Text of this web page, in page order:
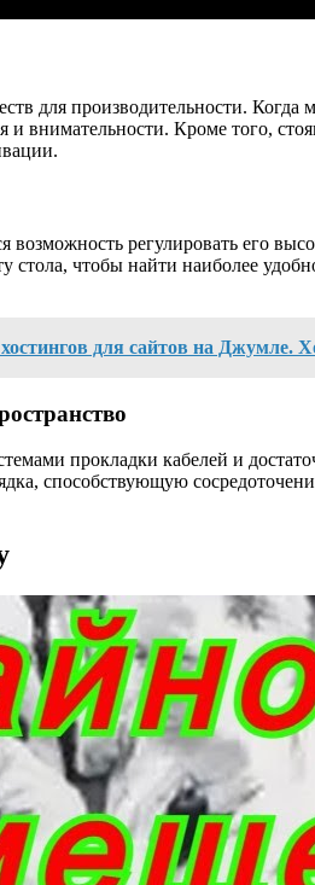
для производительности.
внимательности. Кроме того,
регулировать его
стола, чтобы найти наиболее
для сайтов на Джумле.
прокладки кабелей и
способствующую